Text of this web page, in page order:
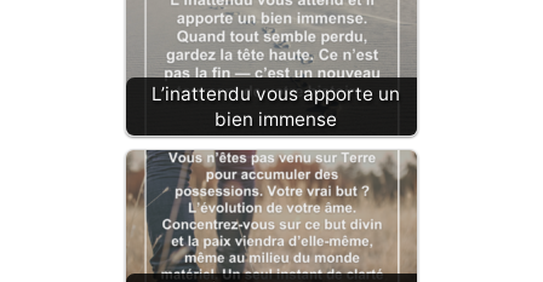
L’inattendu vous apporte un
bien immense